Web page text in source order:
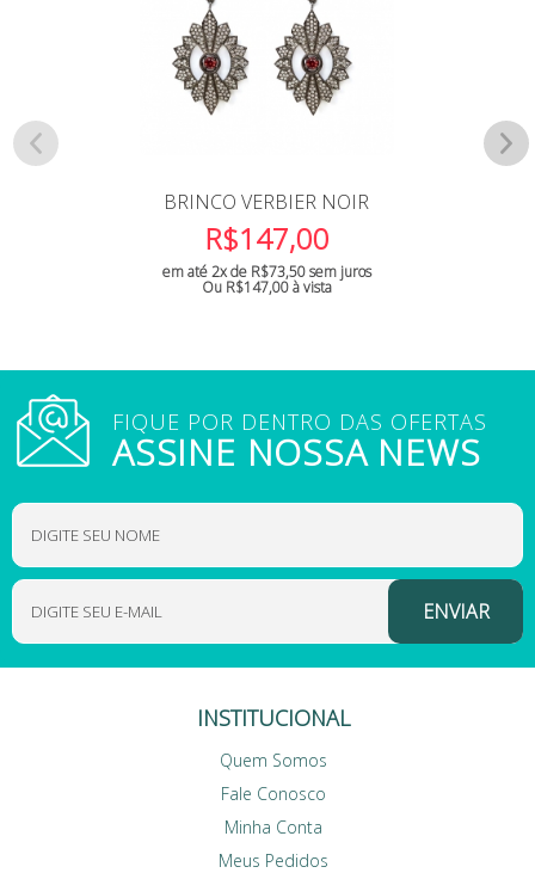
BRINCO VERBIER NOIR
R$147,00
em até 2x de R$73,50sem juros
Ou R$147,00à vista
FIQUE POR DENTRO DAS OFERTAS
ASSINE NOSSA NEWS
INSTITUCIONAL
Quem Somos
Fale Conosco
Minha Conta
Meus Pedidos